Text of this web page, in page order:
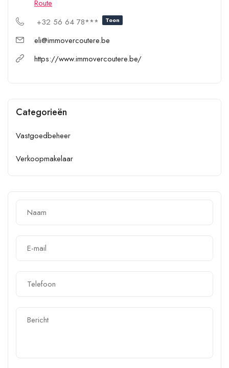
Route
+32 56 64 78***
Toon
eli@immovercoutere.be
https://www.immovercoutere.be/
Categorieën
Vastgoedbeheer
Verkoopmakelaar